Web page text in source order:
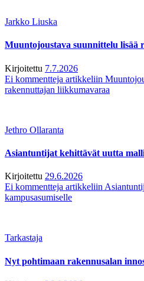
Jarkko Liuska
Muuntojoustava suunnittelu
Kirjoitettu 7.7.2026
Ei kommentteja artikkeliin
rakennuttajan liikkumavaraa
Jethro Ollaranta
Asiantuntijat kehittävät uutta
Kirjoitettu 29.6.2026
Ei kommentteja artikkeliin
kampusasumiselle
Tarkastaja
Nyt pohtimaan rakennusalan